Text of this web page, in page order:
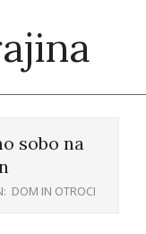
sobo na
DOM IN OTROCI